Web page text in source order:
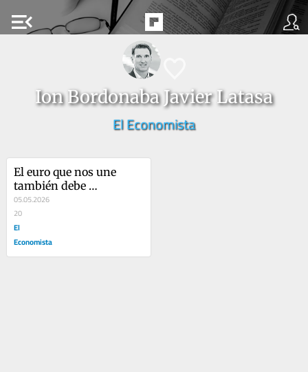
menu_open
Ion Bordonaba Javier Latasa
El Economista
El euro que nos une
también debe
protegernos
05.05.2026
20
El
Economista